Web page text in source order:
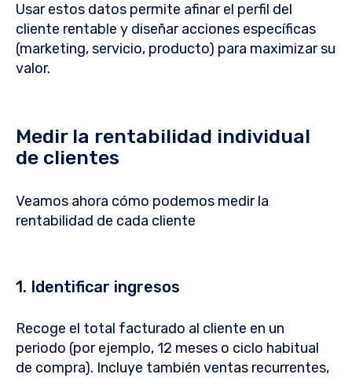
Usar estos datos permite afinar el perfil del
cliente rentable y diseñar acciones específicas
(marketing, servicio, producto) para maximizar su
valor.
Medir la rentabilidad individual
de clientes
Veamos ahora cómo podemos medir la
rentabilidad de cada cliente
1. Identificar ingresos
Recoge el total facturado al cliente en un
periodo (por ejemplo, 12 meses o ciclo habitual
de compra). Incluye también ventas recurrentes,